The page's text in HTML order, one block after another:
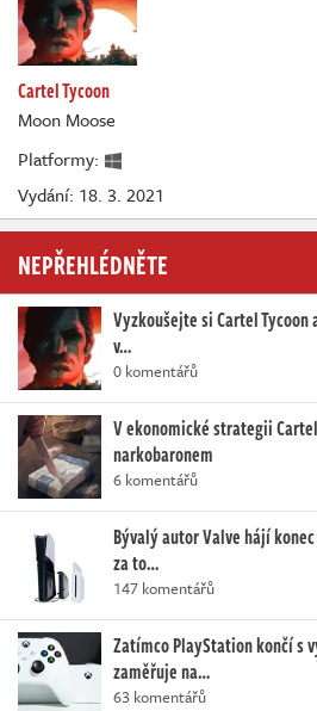
Cartel Tycoon
Moon Moose
Platformy:
Vydání: 18. 3. 2021
NEPŘEHLÉDNĚTE
Vyzkoušejte si Cartel
v…
0 komentářů
V ekonomické strategii
narkobaronem
6 komentářů
Bývalý autor Valve hájí
za to…
147 komentářů
Zatímco PlayStation končí s
zaměřuje na…
63 komentářů